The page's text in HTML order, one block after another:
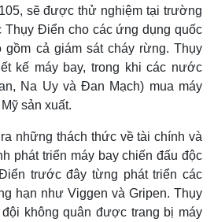
Quân sự - Quốc phòng
sẽ được thử nghiệm tại trường
Thụy Điển cho các ứng dụng quốc
gồm cả giám sát cháy rừng. Thụy
kế máy bay, trong khi các nước
Na Uy và Đan Mạch) mua máy
sản xuất.
những thách thức về tài chính và
phát triển máy bay chiến đấu độc
trước đây từng phát triển các
hạn như Viggen và Gripen. Thụy
không quân được trang bị máy